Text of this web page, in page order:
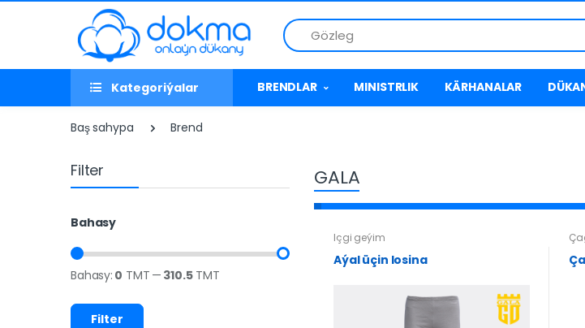
Gözleg
Kategoriýalar BRENDLAR MINISTRLIK KÄRHANALAR
Baş sahypa Brend
Filter
Bahasy
Bahasy: 0 TMT — 310.5 TMT
Filter
GALA
Içgi geýim
Aýal üçin losina